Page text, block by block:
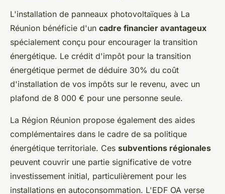
L'installation de panneaux photovoltaïques à La
Réunion bénéficie d'un cadre financier avantageux
spécialement conçu pour encourager la transition
énergétique. Le crédit d'impôt pour la transition
énergétique permet de déduire 30% du coût
d'installation de vos impôts sur le revenu, avec un
plafond de 8 000 € pour une personne seule.
La Région Réunion propose également des aides
complémentaires dans le cadre de sa politique
énergétique territoriale. Ces subventions régionales
peuvent couvrir une partie significative de votre
investissement initial, particulièrement pour les
installations en autoconsommation. L'EDF OA verse